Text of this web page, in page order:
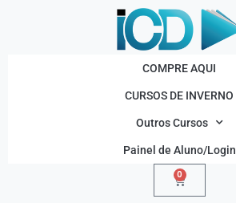
COMPRE AQUI
CURSOS DE INVERNO
Outros Cursos
Painel de Aluno/Login
0